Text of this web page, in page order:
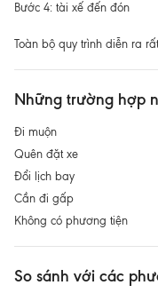
Bước 4: tài xế đến đón
Toàn bộ quy trình diễn ra
Những trường hợp
Đi muộn
Quên đặt xe
Đổi lịch bay
Cần đi gấp
Không có phương tiện
So sánh với các